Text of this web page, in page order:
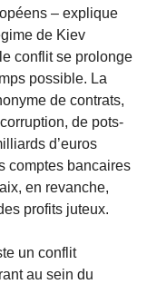
– explique
de Kiev
conflit se prolonge
possible. La
de contrats,
de pots-
d’euros
comptes bancaires
en revanche,
profits juteux.
un conflit
au sein du